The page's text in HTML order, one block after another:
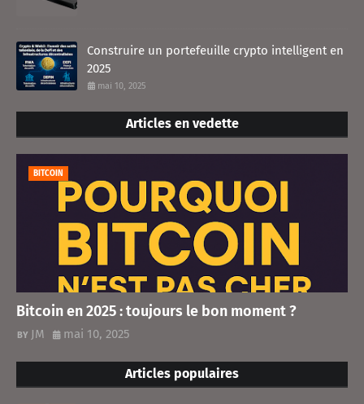
Construire un portefeuille crypto intelligent en
2025
mai 10, 2025
Articles en vedette
BITCOIN
Bitcoin en 2025 : toujours le bon moment ?
JM mai 10, 2025
Articles populaires